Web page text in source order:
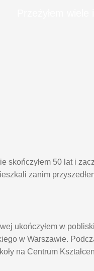
skończyłem 50 lat i
zanim
ukończyłem w
w Warszawie.
na Centrum